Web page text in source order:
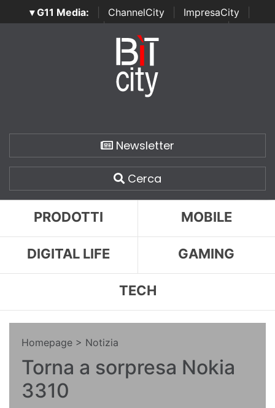
▾ G11 Media: ChannelCity ImpresaCity
SecurityOpenLab | Italian Channel Awards | Italian
Italian Security Awards
Newsletter
Cerca
PRODOTTI MOBILE
DIGITAL LIFE GAMING
TECH
Homepage > Notizia
Torna a sorpresa Nokia
3310